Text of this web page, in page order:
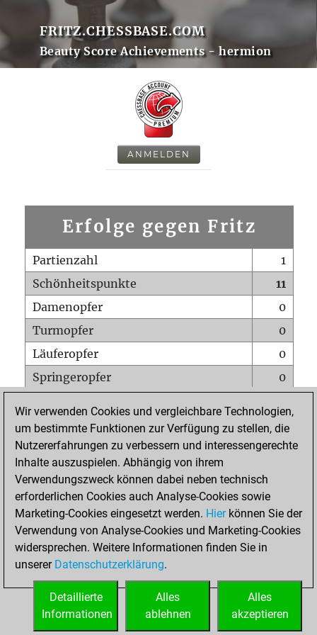
FRITZ.CHESSBASE.COM
Beauty Score Achievements - hermion
ANMELDEN
Erfolge gegen Fritz
Partienzahl
1
Schönheitspunkte
11
Damenopfer
0
Turmopfer
0
Läuferopfer
0
Springeropfer
0
Matt auf vollem Brett
0
Bauer setzt Matt
0
Erstickte Matts
Unterverwandlungen
Türme auf der siebten
0
STARTSEITE
Wir verwenden Cookies und vergleichbare Technologien,
um bestimmte Funktionen zur Verfügung zu stellen, die
Nutzererfahrungen zu verbessern und interessengerechte
Inhalte auszuspielen. Abhängig von ihrem
Verwendungszweck können dabei neben technisch
erforderlichen Cookies auch Analyse-Cookies sowie
Marketing-Cookies eingesetzt werden. Hierkönnen Sie der
Verwendung von Analyse-Cookies und Marketing-Cookies
widersprechen. Weitere Informationen finden Sie in
unserer Datenschutzerklärung.
Alles
akzeptieren
Alles
ablehnen
Detaillierte
Informationen